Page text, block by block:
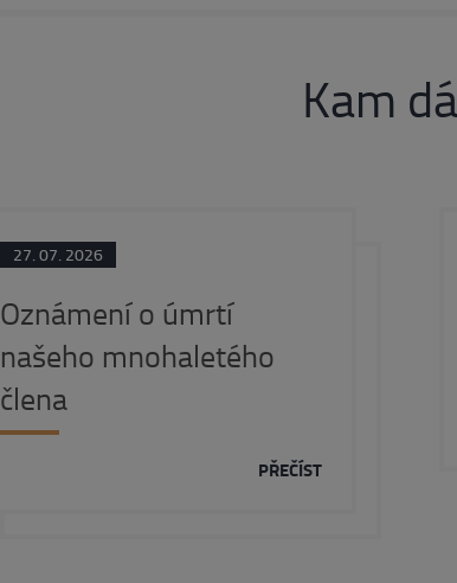
Kam
27. 07. 2026
Oznámení o úmrtí
našeho mnohaletého
člena
PŘEČÍST